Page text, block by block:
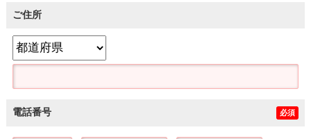
ご住所
電話番号 必須